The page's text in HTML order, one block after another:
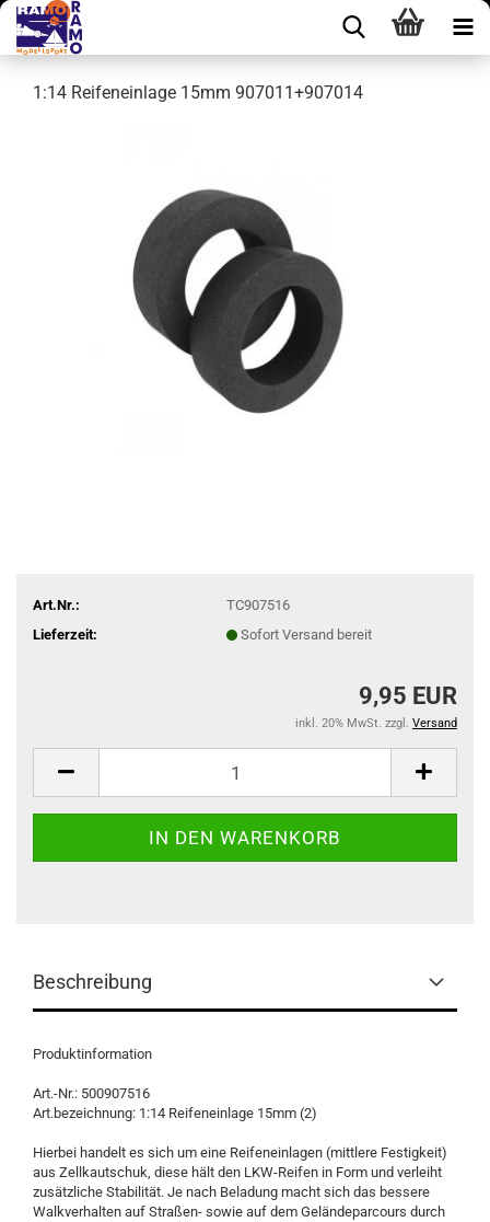
1:14 Reifeneinlage 15mm 907011+907014
Art.Nr.:
TC907516
Lieferzeit:
Sofort Versand bereit
9,95 EUR
inkl. 20% MwSt. zzgl. Versand
Beschreibung
Produktinformation
Art.-Nr.: 500907516
Art.bezeichnung: 1:14 Reifeneinlage 15mm (2)
Hierbei handelt es sich um eine Reifeneinlagen (mittlere Festigkeit)
aus Zellkautschuk, diese hält den LKW-Reifen in Form und verleiht
zusätzliche Stabilität. Je nach Beladung macht sich das bessere
Walkverhalten auf Straßen- sowie auf dem Geländeparcours durch